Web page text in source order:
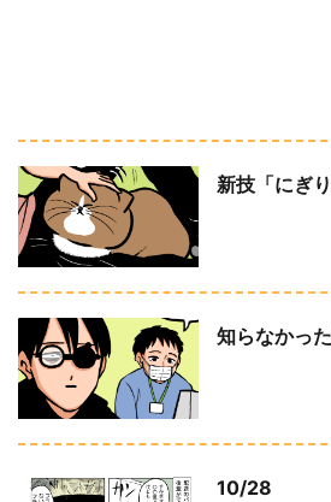
新技「にぎ
知らなかっ
10/28